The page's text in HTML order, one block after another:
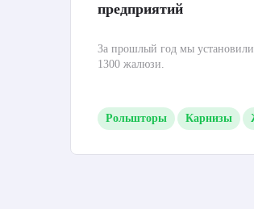
предприятий
За прошлый год мы
1300 жалюзи.
Рольшторы Карнизы